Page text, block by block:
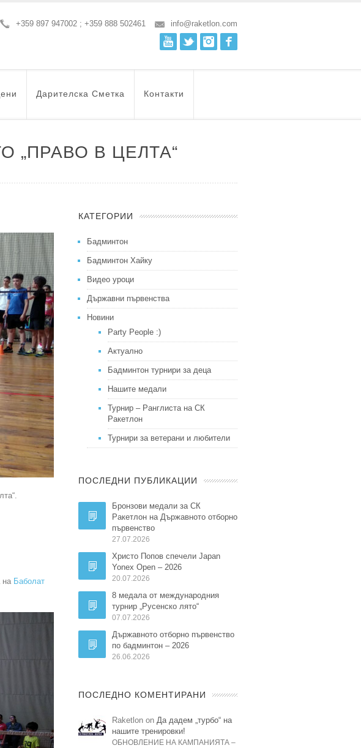
+359 897 947002 ; +359 888 502461
info@raketlon.com
Instagram
Twitter
Youtube
Дарителска Сметка Контакти
„ПРАВО В ЦЕЛТА“
на Баболат
КАТЕГОРИИ
Бадминтон
Бадминтон Хайку
Видео уроци
Държавни първенства
Новини
Party People :)
Актуално
Бадминтон турнири за деца
Нашите медали
Турнир – Ранглиста на СК
Ракетлон
Турнири за ветерани и любители
ПОСЛЕДНИ ПУБЛИКАЦИИ
Бронзови медали за СК
Ракетлон на Държавното отборно
първенство
27.07.2026
Христо Попов спечели Japan
Yonex Open – 2026
20.07.2026
8 медала от международния
турнир „Русенско лято“
07.07.2026
Държавното отборно първенство
по бадминтон – 2026
26.06.2026
ПОСЛЕДНО КОМЕНТИРАНИ
Raketlon on Да дадем „турбо“ на
нашите тренировки!
ОБНОВЛЕНИЕ НА КАМПАНИЯТА –